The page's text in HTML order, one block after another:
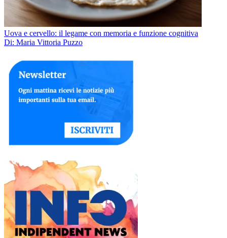
Uova e cervello: il legame con memoria e funzione cognitiva
Di: Maria Vittoria Puzzo